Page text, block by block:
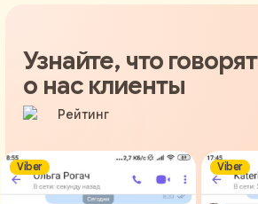
Узнайте, что говорят
о нас клиенты
Viber